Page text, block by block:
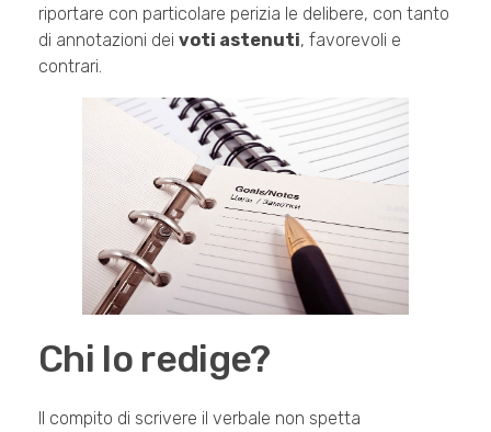
riportare con particolare perizia le delibere, con tanto
di annotazioni dei voti astenuti, favorevoli e
contrari.
Chi lo redige?
Il compito di scrivere il verbale non spetta